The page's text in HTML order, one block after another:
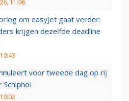
11:06
om easyJet gaat verder:
krijgen dezelfde deadline
voor tweede dag op rij
Schiphol